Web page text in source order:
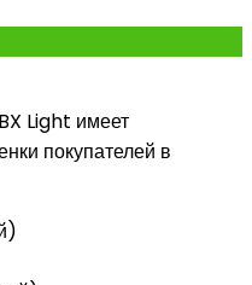
Light имеет
покупателей в